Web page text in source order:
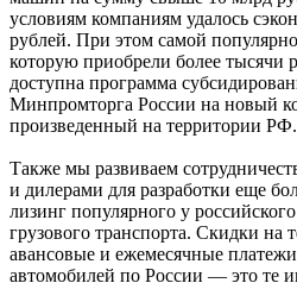
условиям компаниям удалось
рублей. При этом самой
которую приобрели более тысячи
доступна программа
Минпромторга России на новый
произведенный на территории РФ.
Также мы развиваем
и дилерами для разработки еще
лизинг популярного у
грузового транспорта. Cкидки на
авансовые и ежемесячные
автомобилей по России — это те